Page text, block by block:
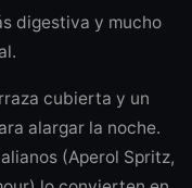
digestiva y mucho
cubierta y un
alargar la noche.
(Aperol Spritz,